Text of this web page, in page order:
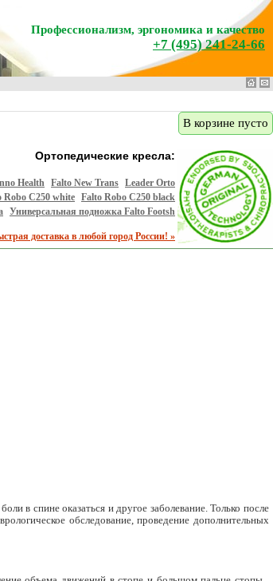
Профессионализм, эргономика и качество
+7 (495) 241-24-66
В корзине пусто
Ортопедические кресла:
Health Falto New Trans Leader Orto
Robo С250 white Falto Robo С250 black
Универсальная подножка Falto Footsh
доставка в любой город России! »
в спине оказаться и другое заболевание. Только после
обследование, проведение дополнительных